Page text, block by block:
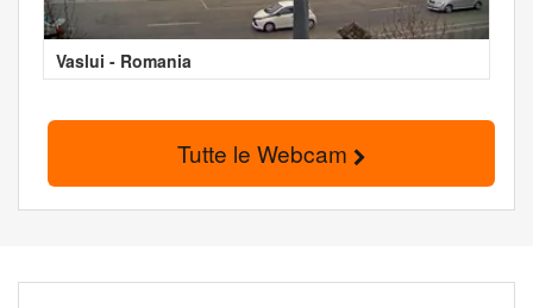
Vaslui - Romania
Tutte le Webcam